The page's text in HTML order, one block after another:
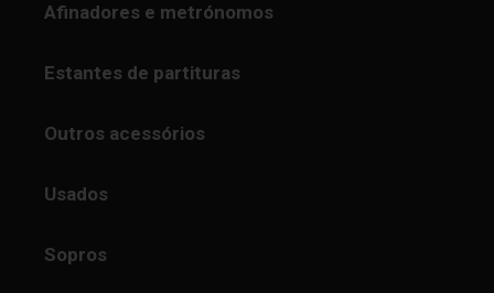
Afinadores e metrónomos
Estantes de partituras
Outros acessórios
Usados
Sopros